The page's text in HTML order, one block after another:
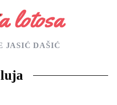
JASIĆ DAŠIĆ